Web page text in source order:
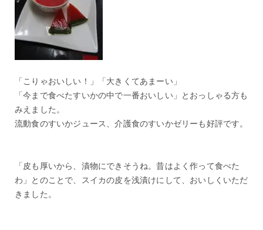
「こりゃおいしい！」「大きくてあまーい」
「今まで食べたすいかの中で一番おいしい」とおっしゃる方も
みえました。
流動食のすいかジュース、介護食のすいかゼリーも好評です。
「皮も厚いから、漬物にできそうね。昔はよく作って食べた
わ」とのことで、スイカの皮を浅漬けにして、おいしくいただ
きました。